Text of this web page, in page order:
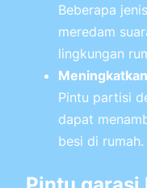
Beberapa
meredam
lingkungan
Pintu partisi
dapat
besi di rumah.